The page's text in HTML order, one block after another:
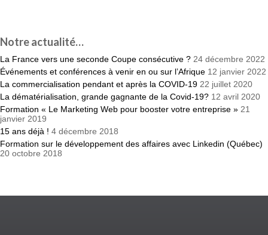
Notre actualité…
La France vers une seconde Coupe consécutive ? 24 décembre 2022
Événements et conférences à venir en ou sur l’Afrique 12 janvier 2022
La commercialisation pendant et après la COVID-19 22 juillet 2020
La dématérialisation, grande gagnante de la Covid-19? 12 avril 2020
Formation « Le Marketing Web pour booster votre entreprise » 21
janvier 2019
15 ans déjà ! 4 décembre 2018
Formation sur le développement des affaires avec Linkedin (Québec)
20 octobre 2018